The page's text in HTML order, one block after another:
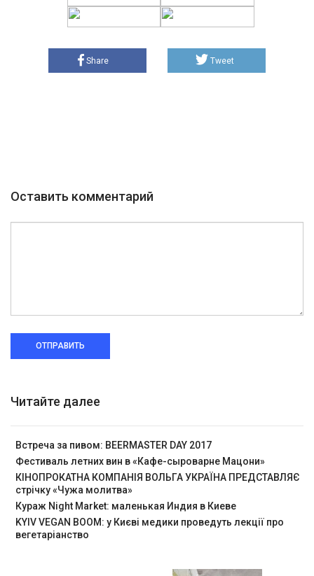
Share Tweet
Оставить комментарий
ОТПРАВИТЬ
Читайте далее
Встреча за пивом: BEERMASTER DAY 2017
Фестиваль летних вин в «Кафе-сыроварне Мацони»
КІНОПРОКАТНА КОМПАНІЯ ВОЛЬГА УКРАЇНА ПРЕДСТАВЛЯЄ
стрічку «Чужа молитва»
Кураж Night Market: маленькая Индия в Киеве
KYIV VEGAN BOOM: у Києві медики проведуть лекції про
вегетаріанство